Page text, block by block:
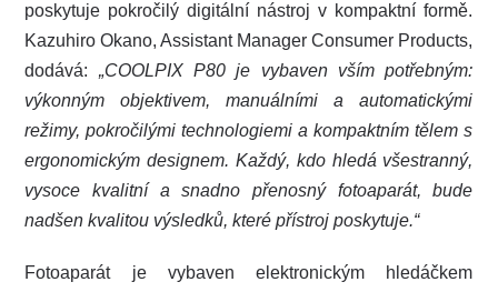
poskytuje pokročilý digitální nástroj v kompaktní formě.
Kazuhiro Okano, Assistant Manager Consumer Products,
dodává: „COOLPIX P80 je vybaven vším potřebným:
výkonným objektivem, manuálními a automatickými
režimy, pokročilými technologiemi a kompaktním tělem s
ergonomickým designem. Každý, kdo hledá všestranný,
vysoce kvalitní a snadno přenosný fotoaparát, bude
nadšen kvalitou výsledků, které přístroj poskytuje.“
Fotoaparát je vybaven elektronickým hledáčkem